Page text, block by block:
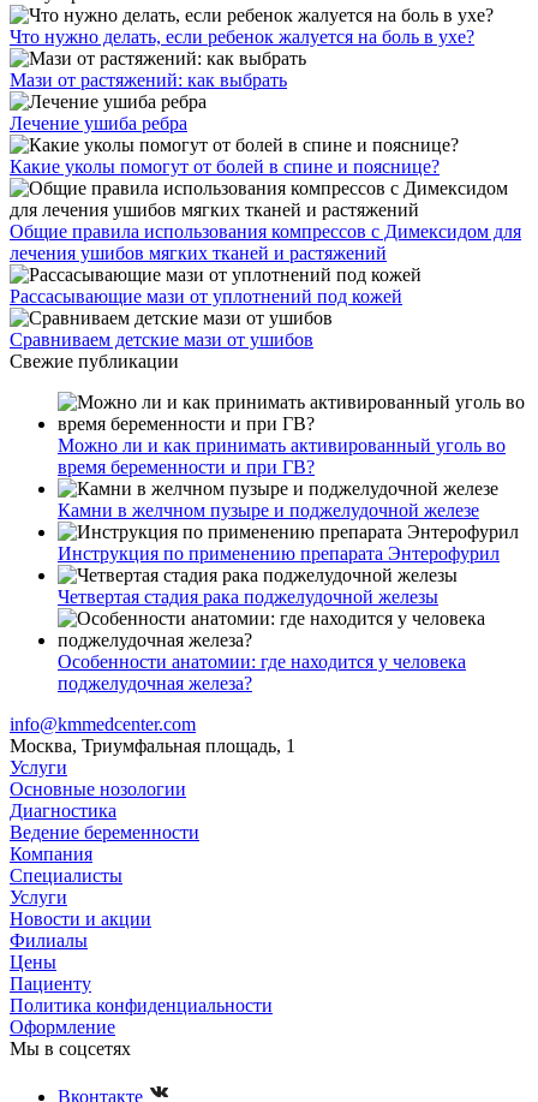
Что нужно делать, если ребенок жалуется на боль в ухе?
Мази от растяжений: как выбрать
Лечение ушиба ребра
Какие уколы помогут от болей в спине и пояснице?
Общие правила использования компрессов с Димексидом для
лечения ушибов мягких тканей и растяжений
Рассасывающие мази от уплотнений под кожей
Сравниваем детские мази от ушибов
Свежие публикации
Можно ли и как принимать активированный уголь во
время беременности и при ГВ?
Камни в желчном пузыре и поджелудочной железе
Инструкция по применению препарата Энтерофурил
Четвертая стадия рака поджелудочной железы
Особенности анатомии: где находится у человека
поджелудочная железа?
info@kmmedcenter.com
Москва, Триумфальная площадь, 1
Услуги
Основные нозологии
Диагностика
Ведение беременности
Компания
Специалисты
Услуги
Новости и акции
Филиалы
Цены
Пациенту
Политика конфиденциальности
Оформление
Мы в соцсетях
Вконтакте